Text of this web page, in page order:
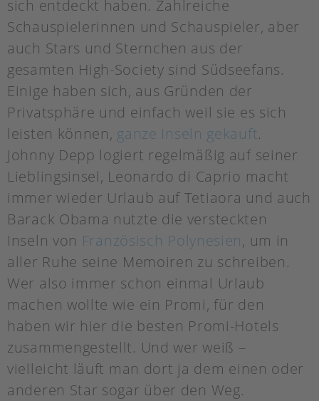
sich entdeckt haben. Zahlreiche
Schauspielerinnen und Schauspieler, aber
auch Stars und Sternchen aus der
gesamten High-Society sind Südseefans.
Einige haben sich, aus Gründen der
Privatsphäre und einfach weil sie es sich
leisten können, ganze Inseln gekauft.
Johnny Depp logiert regelmäßig auf seiner
Lieblingsinsel, Leonardo di Caprio macht
immer wieder Urlaub auf Tetiaora und auch
Barack Obama nutzte die versteckten
Inseln von Französisch Polynesien, um in
aller Ruhe seine Memoiren zu schreiben.
Wer also immer schon einmal Urlaub
machen wollte wie ein Promi, für den
haben wir hier die besten Promi-Hotels
zusammengestellt. Und wer weiß –
vielleicht läuft man dort ja dem einen oder
anderen Star sogar über den Weg.